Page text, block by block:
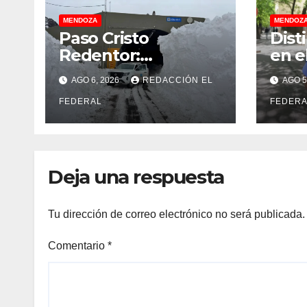
MENDOZA
Paso Cristo
Redentor:
despejaron la ruta
en Las Cuevas antes
de otro temporal
con unos 1.500
AGO 6, 2026 REDACCIÓN EL
FEDERAL
en
AGO
Deja una respuesta
Tu dirección de correo electrónico no será publicada.
Comentario *